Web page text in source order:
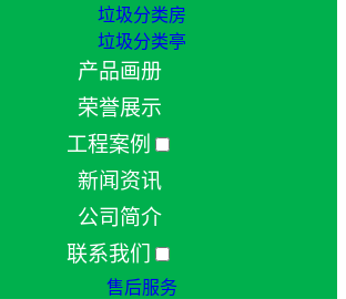
垃圾分类房
垃圾分类亭
产品画册
荣誉展示
工程案例
新闻资讯
公司简介
联系我们
售后服务